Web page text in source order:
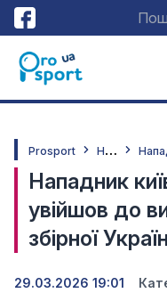
Prosport Н
овини
Нападник
увійшов до
збірної
29.03.2026 19:01